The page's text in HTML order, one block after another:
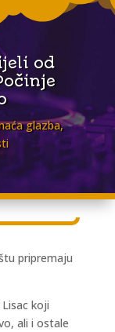
od
glazba,
pripremaju
koji
ali i ostale